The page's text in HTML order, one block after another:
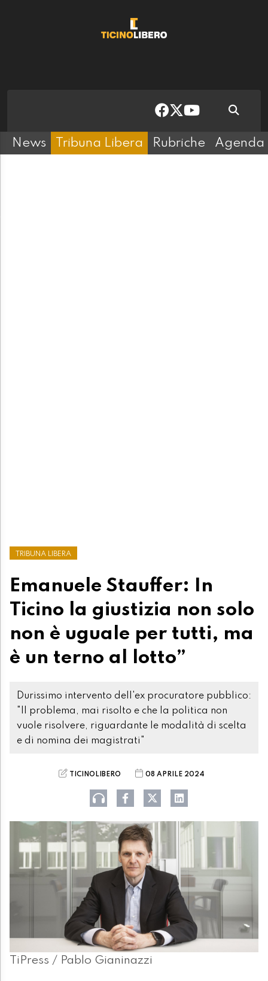
News Tribuna Libera Rubriche Agenda
TRIBUNA LIBERA
Emanuele Stauffer: In
Ticino la giustizia non solo
non è uguale per tutti, ma
è un terno al lotto”
Durissimo intervento dell'ex procuratore pubblico:
"Il problema, mai risolto e che la politica non
vuole risolvere, riguardante le modalità di scelta
e di nomina dei magistrati"
TICINOLIBERO 08 APRILE 2024
TiPress / Pablo Gianinazzi